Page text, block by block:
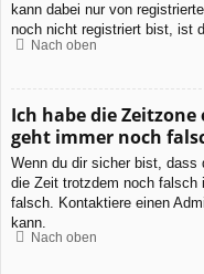
kann dabei nur von
noch nicht registriert bist, ist
Nach oben
Ich habe die
geht immer noch
Wenn du dir sicher bist, dass
die Zeit trotzdem noch
falsch. Kontaktiere einen
kann.
Nach oben